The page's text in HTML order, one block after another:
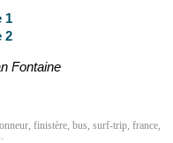
1
2
Fontaine
, finistère, bus, surf-trip, france,